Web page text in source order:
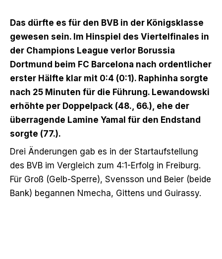
Das dürfte es für den BVB in der Königsklasse
gewesen sein. Im Hinspiel des Viertelfinales in
der Champions League verlor Borussia
Dortmund beim FC Barcelona nach ordentlicher
erster Hälfte klar mit 0:4 (0:1). Raphinha sorgte
nach 25 Minuten für die Führung. Lewandowski
erhöhte per Doppelpack (48., 66.), ehe der
überragende Lamine Yamal für den Endstand
sorgte (77.).
Drei Änderungen gab es in der Startaufstellung
des BVB im Vergleich zum 4:1-Erfolg in Freiburg.
Für Groß (Gelb-Sperre), Svensson und Beier (beide
Bank) begannen Nmecha, Gittens und Guirassy.